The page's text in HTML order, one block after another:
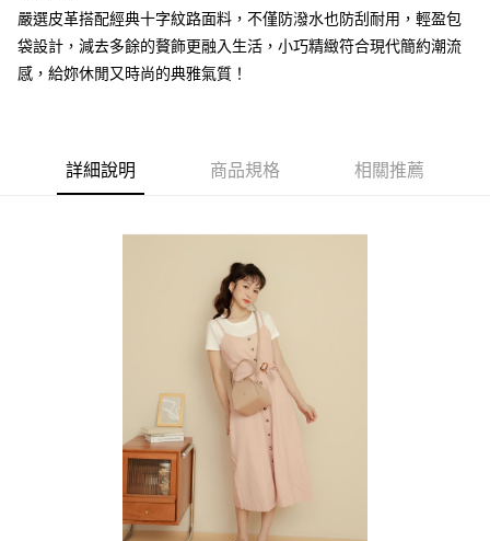
AFTEE先享後付
相關說明
AFTEE先享後付是「在收到商品之後才付款」的支付方式。 讓您購物簡單
３．安心：先確認商品／服務後，再付款。
【「AFTEE先享後付」結帳流程】
結帳頁面，進行簡訊認證並確認金額後，即可完成結帳。
３．收到繳費通知簡訊後14天內，點擊此簡訊中的連結，可透過四大超商／
ATM／網路銀行／等多元方式進行付款，方視為交易完成。
※ 請注意：結帳手續完成當下不需立刻繳費，但若您需要取消訂單，請聯絡
購買商品的店家。未經商家同意取消之訂單仍視為有效，需透過AFTEE先享
※ 交易是否成功請以「AFTEE先享後付 」之結帳頁面顯示為準，若有關於
是否繳費成功／繳費後需取消欲退款等相關疑問，請聯繫「AFTEE先享後付
https://netprotections.freshdesk.com/support/home
１．透過由恩沛科技股份有限公司提供之「AFTEE先享後付」服務完成之交
易，需依本服務之必要範圍內提供個人資料，並將交易相關給付款項請求債
權轉讓予恩沛科技股份有限公司。
２．關於個人資料處理事宜，請瀏覽以下網址：
ATM付款
全家取貨付款
每筆NT$60，滿NT$1,500(含以上)免運費
每筆NT$60，滿NT$1,500(含以上)免運費
每筆NT$60，滿NT$1,500(含以上)免運費
嚴選皮革搭配經典十字紋路面料，不僅防潑水也防刮耐用，輕盈包
袋設計，減去多餘的贅飾更融入生活，小巧精緻符合現代簡約潮流
感，給妳休閒又時尚的典雅氣質！
詳細說明 商品規格 相關推薦